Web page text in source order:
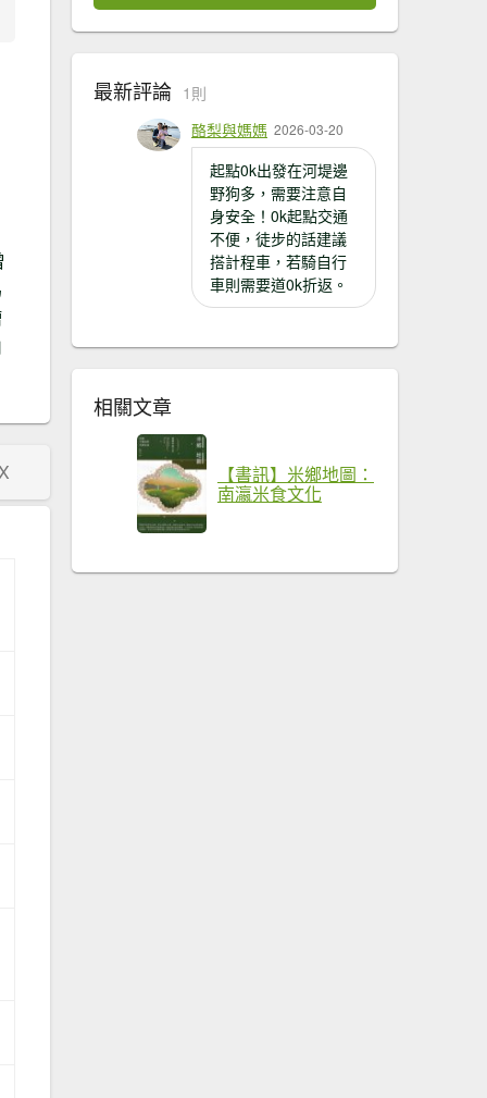
最新評論 1則
酪梨與媽媽 2026-03-20
起點0k出發在河堤邊
野狗多，需要注意自
身安全！0k起點交通
不便，徒步的話建議
搭計程車，若騎自行
車則需要道0k折返。
相關文章
【書訊】米鄉地圖：
南瀛米食文化